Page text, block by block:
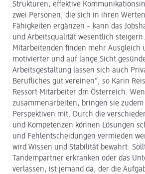
Strukturen, effektive
zwei Personen, die sich in ihren
Fähigkeiten ergänzen – kann das
und Arbeitsqualität wesentlich
Mitarbeitenden finden mehr Ausgleich
motivierter und auf lange Sicht
Arbeitsgestaltung lassen sich auch
Berufliches gut vereinen“, so Karin
Ressort Mitarbeiter dm Österreich.
zusammenarbeiten, bringen sie
Perspektiven mit. Durch die
und Kompetenzen können Lösungen
und Fehlentscheidungen vermieden
wird Wissen und Stabilität bewahrt:
Tandempartner erkranken oder das
verlassen, ist jemand da, der die